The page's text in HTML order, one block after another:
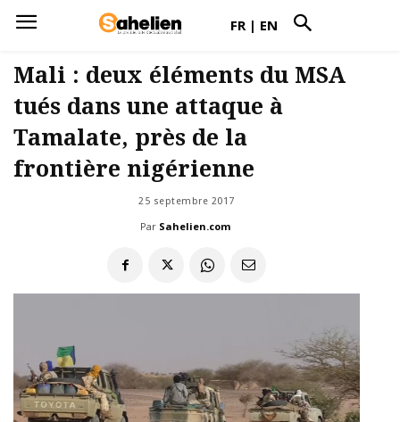
FR | EN
Mali : deux éléments du MSA
tués dans une attaque à
Tamalate, près de la
frontière nigérienne
25 septembre 2017
Par Sahelien.com